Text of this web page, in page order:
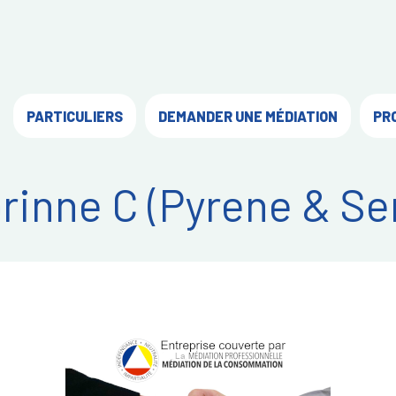
PARTICULIERS DEMANDER UNE MÉDIATION
C (Pyrene &